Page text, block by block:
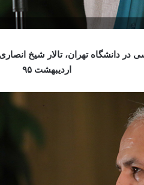
در دانشگاه تهران، تالار شیخ
اردیبهشت ۹۵